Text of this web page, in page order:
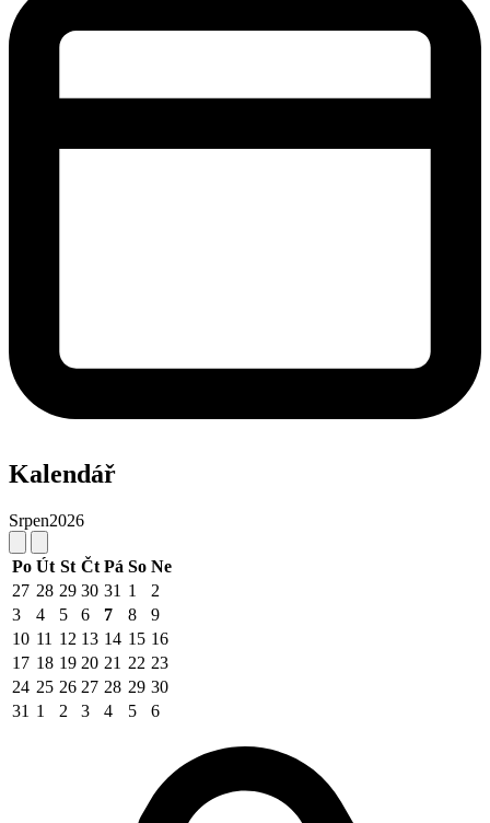
Kalendář
Srpen2026
Po Út St Čt Pá So Ne
27 28 29 30 31 1
2
3
4 5 6 7 8
9
10 11 12 13 14 15 16
17 18 19 20 21 22 23
24 25 26 27 28 29 30
31 1 2 3 4 5 6